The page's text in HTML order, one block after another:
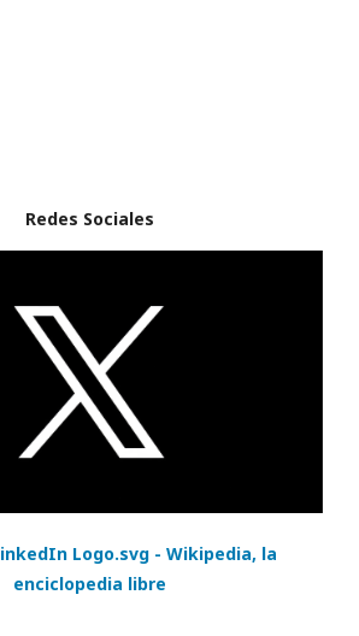
Redes Sociales